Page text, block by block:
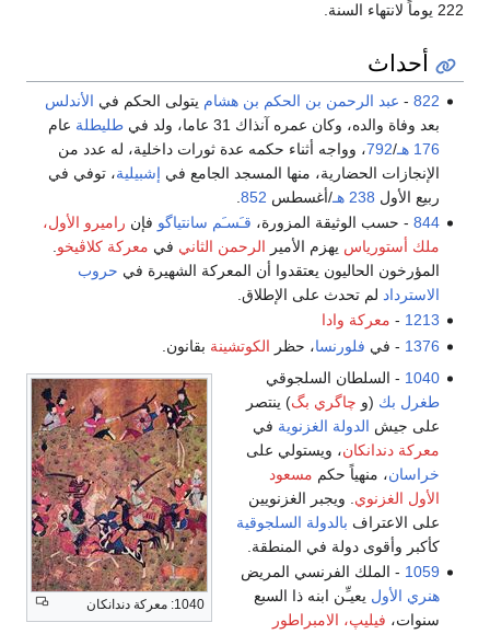
222 يوماً لانتهاء السنة.
أحداث
822
- عبد الرحمن بن الحكم بن هشام يتولى الحكم في الأندلس
بعد وفاة والده، وكان عمره آنذاك 31 عاما، ولد في
طليطلة عام
176 هـ
/
792، وواجه أثناء حكمه عدة ثورات داخلية، له عدد من
الإنجازات الحضارية، منها المسجد الجامع في إشبيلية، توفي في
ربيع الأول 238 هـ /أغسطس 852
844 - حسب الوثيقة المزورة، قـَسـَم سانتياگو فإن راميرو الأول،
ملك أستورياس يهزم الأمير الرحمن الثاني في معركة كلاڤيخو
المؤرخون الحاليون يعتقدوا أن المعركة الشهيرة في حروب
الاسترداد لم تحدث على الإطلاق.
1213
- معركة وادا
1376 - في فلورنسا، حظر الكوتشينة بقانون.
1040: معركة دندانكان
1040 - السلطان السلجوقي
طغرل بك (و چاگري بگ) ينتصر
على جيش الدولة الغزنوية في
معركة دندانكان، ويستولي على
خراسان، منهياً حكم مسعود
الأول الغزنوي . ويجبر الغزنويين
على الاعتراف بالدولة السلجوقية
كأكبر وأقوى دولة في المنطقة.
1059 - الملك الفرنسي المريض
هنري الأول يعيـِّن ابنه ذا السبع
سنوات، فيليپ، الامبراطور